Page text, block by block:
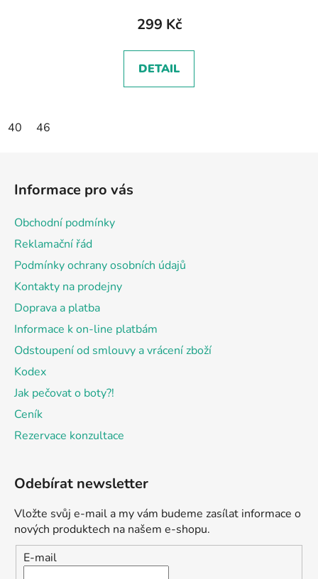
299 Kč
DETAIL
40 46
Informace pro vás
Obchodní podmínky
Reklamační řád
Podmínky ochrany osobních údajů
Kontakty na prodejny
Doprava a platba
Informace k on-line platbám
Odstoupení od smlouvy a vrácení zboží
Kodex
Jak pečovat o boty?!
Ceník
Rezervace konzultace
Odebírat newsletter
Vložte svůj e-mail a my vám budeme zasílat informace o
nových produktech na našem e-shopu.
E-mail